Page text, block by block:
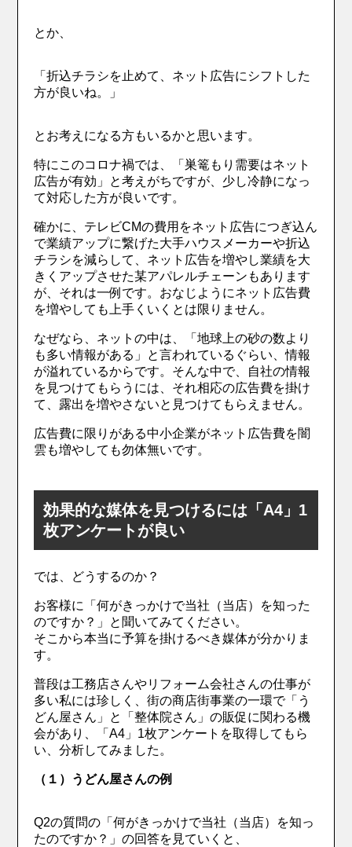
とか、
「折込チラシを止めて、ネット広告にシフトした
方が良いね。」
とお考えになる方もいるかと思います。
特にこのコロナ禍では、「巣篭もり需要はネット
広告が有効」と考えがちですが、少し冷静になっ
て対応した方が良いです。
確かに、テレビCMの費用をネット広告につぎ込ん
で業績アップに繋げた大手ハウスメーカーや折込
チラシを減らして、ネット広告を増やし業績を大
きくアップさせた某アパレルチェーンもあります
が、それは一例です。おなじようにネット広告費
を増やしても上手くいくとは限りません。
なぜなら、ネットの中は、「地球上の砂の数より
も多い情報がある」と言われているぐらい、情報
が溢れているからです。そんな中で、自社の情報
を見つけてもらうには、それ相応の広告費を掛け
て、露出を増やさないと見つけてもらえません。
広告費に限りがある中小企業がネット広告費を闇
雲も増やしても勿体無いです。
効果的な媒体を見つけるには「A4」1
枚アンケートが良い
では、どうするのか？
お客様に「何がきっかけで当社（当店）を知った
のですか？」と聞いてみてください。
そこから本当に予算を掛けるべき媒体が分かりま
す。
普段は工務店さんやリフォーム会社さんの仕事が
多い私には珍しく、街の商店街事業の一環で「う
どん屋さん」と「整体院さん」の販促に関わる機
会があり、「A4」1枚アンケートを取得してもら
い、分析してみました。
（１）うどん屋さんの例
Q2の質問の「何がきっかけで当社（当店）を知っ
たのですか？」の回答を見ていくと、